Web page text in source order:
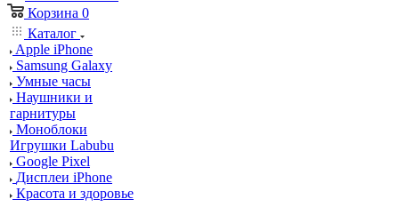
Корзина 0
Каталог
Apple iPhone
Samsung Galaxy
Умные часы
Наушники и
гарнитуры
Моноблоки
Игрушки Labubu
Google Pixel
Дисплеи iPhone
Красота и здоровье